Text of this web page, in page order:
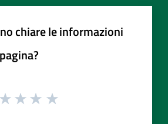
chiare le informazioni